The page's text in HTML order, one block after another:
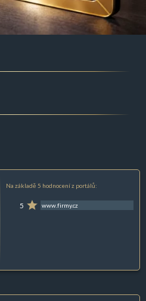
Na základě 5 hodnocení z portálů:
5 www.firmy.cz